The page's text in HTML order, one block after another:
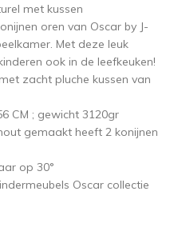
met kussen
oren van Oscar by J-
Met deze leuk
ook in de leefkeuken!
zacht pluche kussen van
CM ; gewicht 3120gr
gemaakt heeft 2 konijnen
op 30°
Oscar collectie